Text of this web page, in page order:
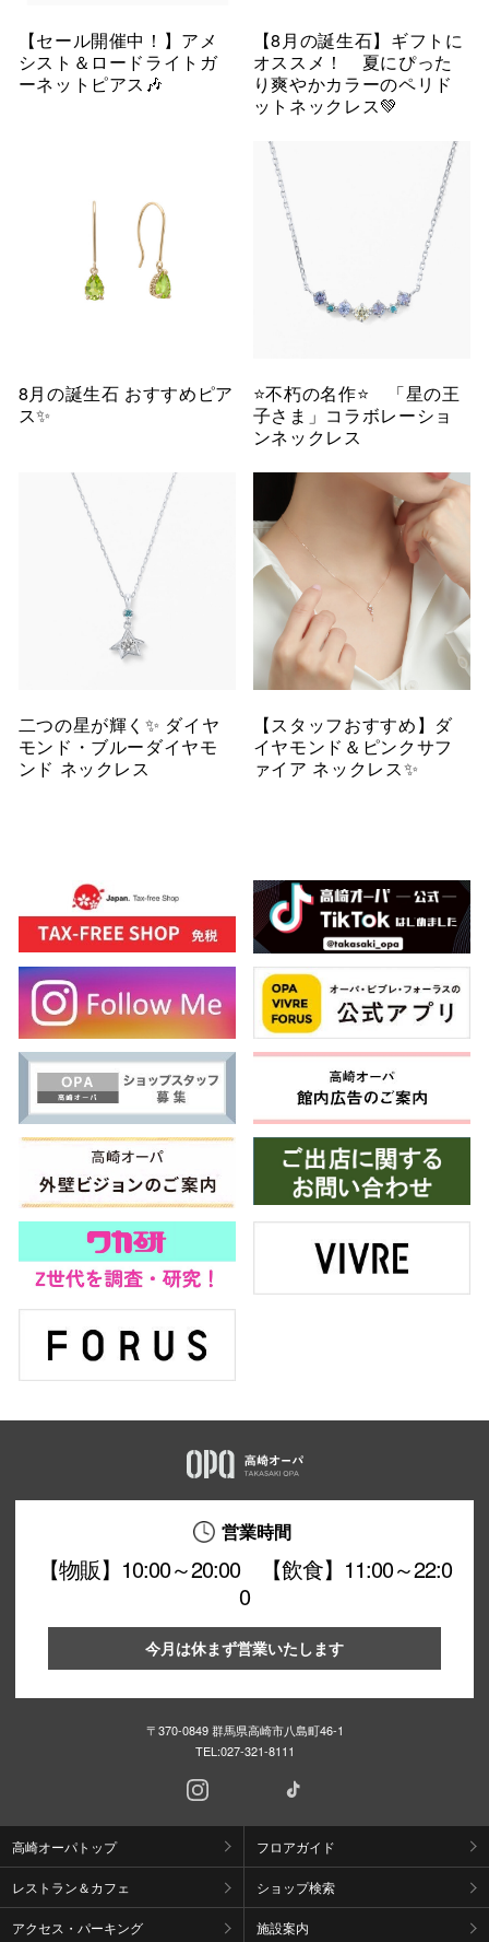
【セール開催中！】アメ
シスト＆ロードライトガ
ーネットピアス🎶
【8月の誕生石】ギフトに
オススメ！ 夏にぴった
り爽やかカラーのペリド
ットネックレス💚
8月の誕生石 おすすめピア
ス✨
⭐️不朽の名作⭐️ 「星の王
子さま」コラボレーショ
ンネックレス
二つの星が輝く✨ ダイヤ
モンド・ブルーダイヤモ
ンド ネックレス
【スタッフおすすめ】ダ
イヤモンド＆ピンクサフ
ァイア ネックレス✨
営業時間
【物販】10:00～20:00 【飲食】11:00～22:0
0
今月は休まず営業いたします
〒370-0849 群馬県高崎市八島町46-1
TEL:027-321-8111
高崎オーパトップ フロアガイド
レストラン＆カフェ ショップ検索
アクセス・パーキング 施設案内